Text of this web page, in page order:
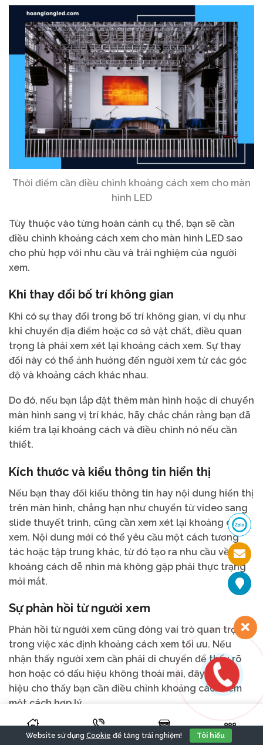
Thời điểm cần điều chỉnh khoảng cách xem cho màn
hình LED
Tùy thuộc vào từng hoàn cảnh cụ thể, bạn sẽ cần
điều chỉnh khoảng cách xem cho màn hình LED sao
cho phù hợp với nhu cầu và trải nghiệm của người
xem.
Khi thay đổi bố trí không gian
Khi có sự thay đổi trong bố trí không gian, ví dụ như
khi chuyển địa điểm hoặc cơ sở vật chất, điều quan
trọng là phải xem xét lại khoảng cách xem. Sự thay
đổi này có thể ảnh hưởng đến người xem từ các góc
độ và khoảng cách khác nhau.
Do đó, nếu bạn lắp đặt thêm màn hình hoặc di chuyển
màn hình sang vị trí khác, hãy chắc chắn rằng bạn đã
kiểm tra lại khoảng cách và điều chỉnh nó nếu cần
thiết.
Kích thước và kiểu thông tin hiển thị
Nếu bạn thay đổi kiểu thông tin hay nội dung hiển thị
trên màn hình, chẳng hạn như chuyển từ video sang
slide thuyết trình, cũng cần xem xét lại khoảng cách
xem. Nội dung mới có thể yêu cầu một cách tương
tác hoặc tập trung khác, từ đó tạo ra nhu cầu về
khoảng cách dễ nhìn mà không gặp phải thực trạng
mỏi mắt.
Sự phản hồi từ người xem
Phản hồi từ người xem cũng đóng vai trò quan trọng
trong việc xác định khoảng cách xem tối ưu. Nếu
nhận thấy người xem cần phải di chuyển để thấy rõ
hơn hoặc có dấu hiệu không thoải mái, đây là dấu
hiệu cho thấy bạn cần điều chỉnh khoảng cách xem
một cách hợp lý.
Luôn luôn lắng nghe ý kiến của đối tượng người xem
Website sử dụng Cookie để tăng trải nghiệm! Tôi hiểu